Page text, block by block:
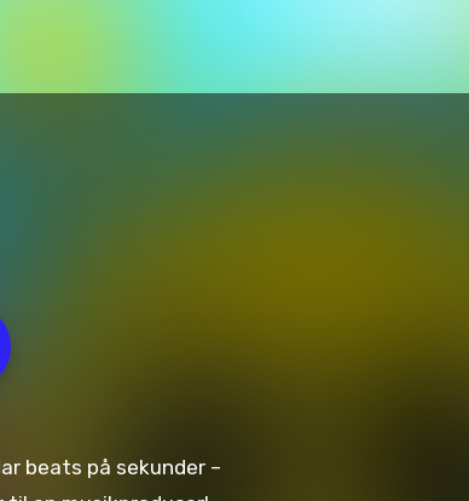
beats på sekunder –